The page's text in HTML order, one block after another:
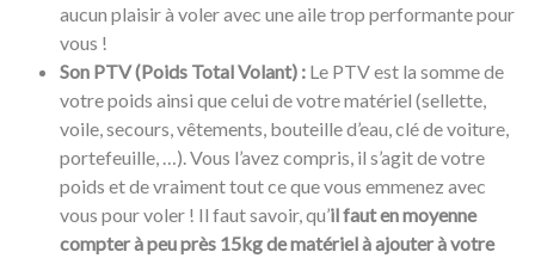
aucun plaisir à voler avec une aile trop performante pour
vous !
Son PTV (Poids Total Volant) : Le PTV est la somme de
votre poids ainsi que celui de votre matériel (sellette,
voile, secours, vêtements, bouteille d’eau, clé de voiture,
portefeuille, …). Vous l’avez compris, il s’agit de votre
poids et de vraiment tout ce que vous emmenez avec
vous pour voler ! Il faut savoir, qu’il faut en moyenne
compter à peu près 15kg de matériel à ajouter à votre